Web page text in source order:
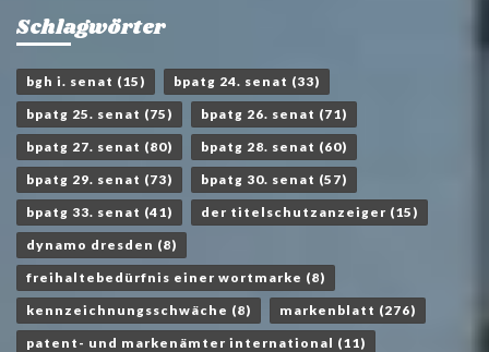
Schlagwörter
bgh i. senat (15) bpatg 24. senat (33)
bpatg 25. senat (75) bpatg 26. senat (71)
bpatg 27. senat (80) bpatg 28. senat (60)
bpatg 29. senat (73) bpatg 30. senat (57)
bpatg 33. senat (41) der titelschutzanzeiger (15)
dynamo dresden (8)
freihaltebedürfnis einer wortmarke (8)
kennzeichnungsschwäche (8) markenblatt (276)
patent- und markenämter international (11)